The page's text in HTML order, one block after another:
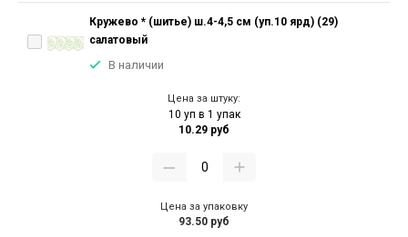
Кружево * (шитье) ш.4-4,5 см (уп.10 ярд) (29)
салатовый
В наличии
Цена за штуку:
10 уп в 1 упак
10.29 руб
Цена за упаковку
93.50 руб